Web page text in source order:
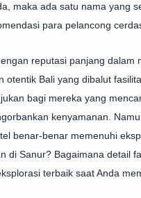
maka ada satu nama yang
para pelancong
reputasi panjang dalam
otentik Bali yang dibalut
bagi mereka yang
kenyamanan.
benar-benar memenuhi
di Sanur? Bagaimana detail
terbaik saat Anda